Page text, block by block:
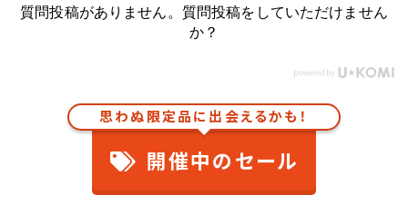
質問投稿がありません。質問投稿をしていただけません
か？
思わぬ限定品に出会えるかも！
開催中のセール